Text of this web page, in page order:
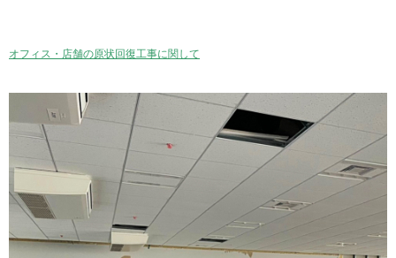
オフィス・店舗の原状回復工事に関して